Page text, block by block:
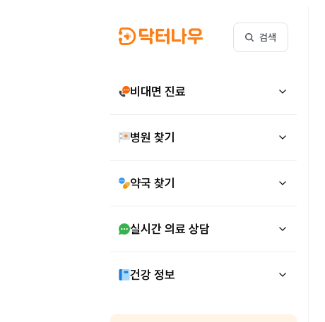
검색
비대면 진료
병원 찾기
약국 찾기
실시간 의료 상담
건강 정보